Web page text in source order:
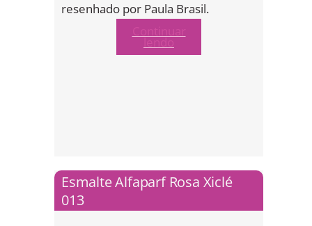
resenhado por Paula Brasil.
lendo
Esmalte Alfaparf Rosa Xiclé
013